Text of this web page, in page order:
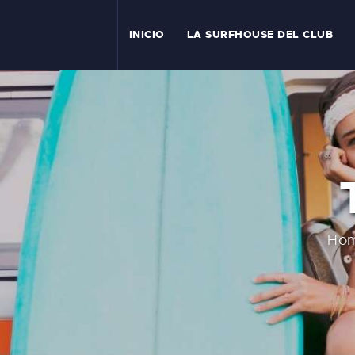
INICIO LA SURFHOUSE DEL CLUB